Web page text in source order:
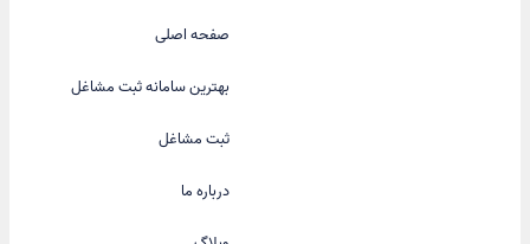
صفحه اصلی
بهترین سامانه ثبت مشاغل
ثبت مشاغل
درباره ما